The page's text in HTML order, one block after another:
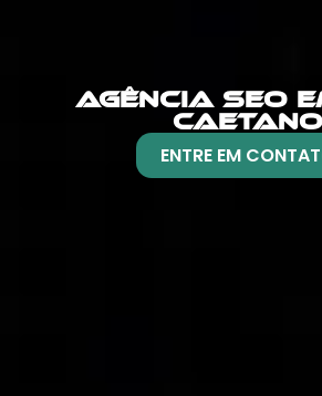
AGÊNCIA SEO
CAETANO
ENTRE EM